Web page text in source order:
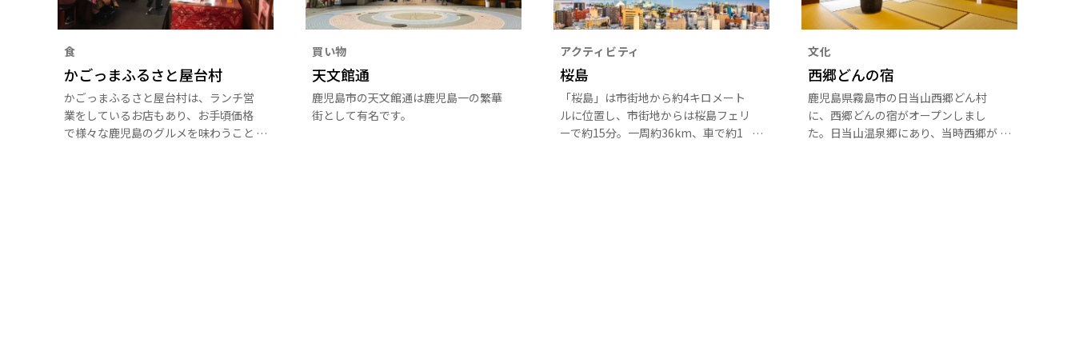
食
かごっまふるさと屋台村
かごっまふるさと屋台村は、ランチ営
業をしているお店もあり、お手頃価格
で様々な鹿児島のグルメを味わうこと
買い物
天文館通
鹿児島市の天文館通は鹿児島一の繁華
街として有名です。
アクティビティ
桜島
「桜島」は市街地から約4キロメート
ルに位置し、市街地からは桜島フェリ
ーで約15分。一周約36km、車で約1
文化
西郷どんの宿
鹿児島県霧島市の日当山西郷どん村
に、西郷どんの宿がオープンしまし
た。日当山温泉郷にあり、当時西郷が